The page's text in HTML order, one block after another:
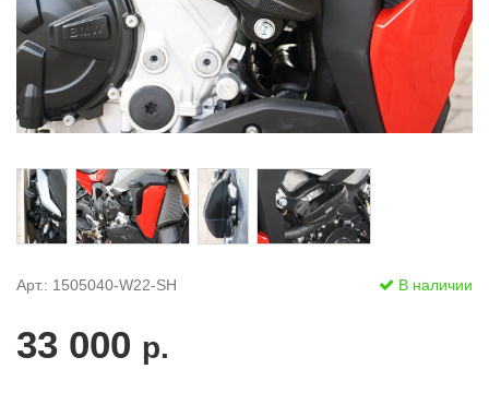
Арт.: 1505040-W22-SH В наличии
33 000 р.